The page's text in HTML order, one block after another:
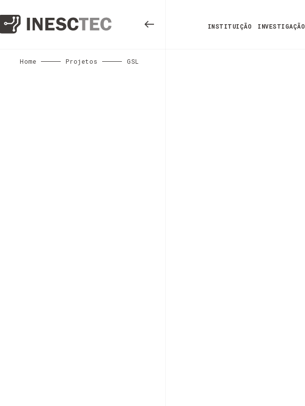
INSTITUIÇÃO INVESTIGAÇÃO
Home Projetos GSL